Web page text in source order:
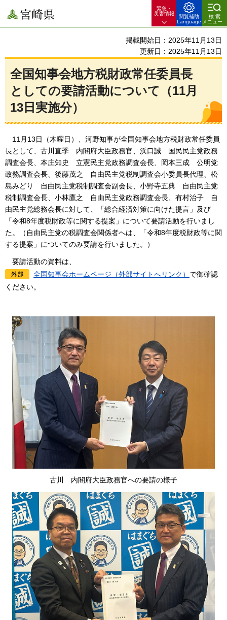
宮崎県
緊急・
災害情報
閲覧補助
Language
検索
メニュー
掲載開始日：2025年11月13日
更新日：2025年11月13日
全国知事会地方税財政常任委員長
としての要請活動について（11月
13日実施分）
11月13日（木曜日）、河野知事が全国知事会地方税財政常任委員
長として、古川直季
内閣府大臣政務官、浜口誠 国 民民主党政務
調査会長、本庄知史
立憲民主党政務調査会長、岡本三成 公明党
政務調査会長、後藤茂之
自由民主党税制調査会小委員長代理、松
島みどり
自由民主党税制調査会副会長、小野寺五典 自由民主党
税制調査会長、小林鷹之
自由民主党政務調査会長、有村治子
自
由民主党総務会長に対して、「総合経済対策に向けた提言」及び
「令和8年度税財政等に関する提案」について要請活動を行いまし
た。（自由民主党の税調査会関係者へは、「令和8年度税財政等に関
する提案」についてのみ要請を行いました。）
要請活動の資料は、
全国知事会ホームページ（外部サイトへリンク） で御確認
ください。
古川 内閣府大臣政務官への要請の様子